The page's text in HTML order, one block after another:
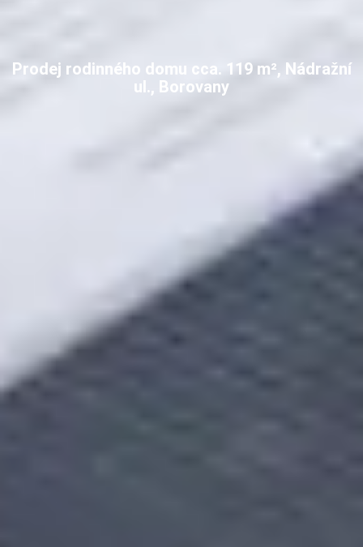
Prodej rodinného domu cca. 119 m², Nádražní
ul., Borovany